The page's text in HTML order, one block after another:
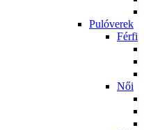
Pulóverek
Férfi
Női